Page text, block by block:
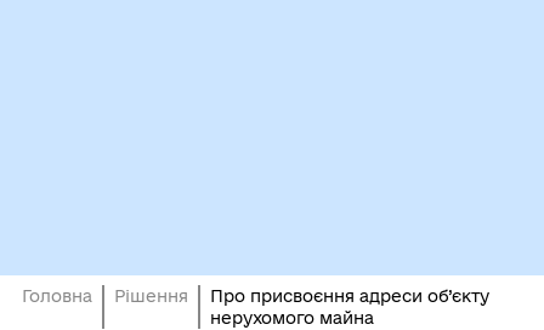
Головна Рішення
Про присвоєння адреси об’єкту
нерухомого майна